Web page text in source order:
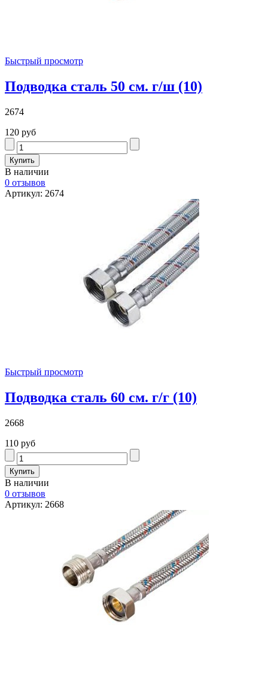
Быстрый просмотр
Подводка сталь 50 см. г/ш (10)
2674
120 руб
В наличии
0 отзывов
Артикул: 2674
Быстрый просмотр
Подводка сталь 60 см. г/г (10)
2668
110 руб
В наличии
0 отзывов
Артикул: 2668